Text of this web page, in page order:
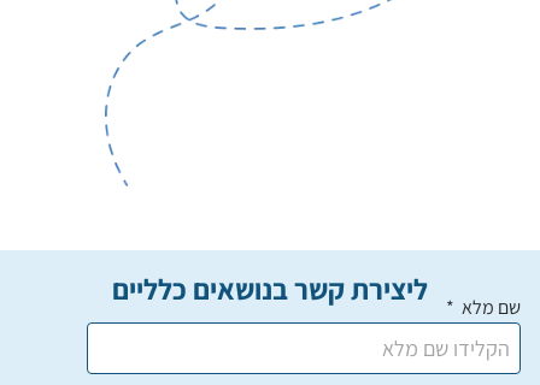
ליצירת קשר בנושאים כלליים שם מלא